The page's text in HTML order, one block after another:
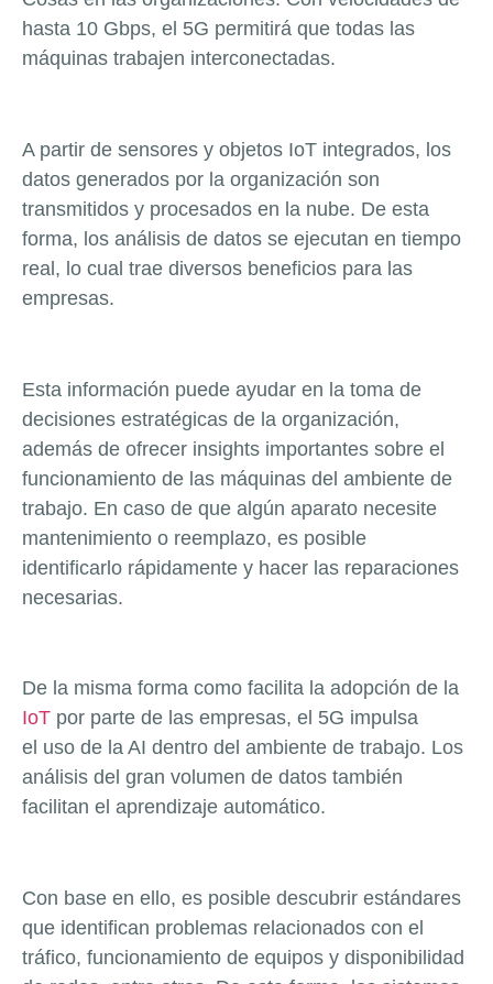
hasta 10 Gbps, el 5G permitirá que todas las
máquinas trabajen interconectadas.
A partir de sensores y objetos IoT integrados, los
datos generados por la organización son
transmitidos y procesados en la nube. De esta
forma, los análisis de datos se ejecutan en tiempo
real, lo cual trae diversos beneficios para las
empresas.
Esta información puede ayudar en la toma de
decisiones estratégicas de la organización,
además de ofrecer insights importantes sobre el
funcionamiento de las máquinas del ambiente de
trabajo. En caso de que algún aparato necesite
mantenimiento o reemplazo, es posible
identificarlo rápidamente y hacer las reparaciones
necesarias.
De la misma forma como facilita la adopción de la
IoT por parte de las empresas, el 5G impulsa
el uso de la AI dentro del ambiente de trabajo. Los
análisis del gran volumen de datos también
facilitan el aprendizaje automático.
Con base en ello, es posible descubrir estándares
que identifican problemas relacionados con el
tráfico, funcionamiento de equipos y disponibilidad